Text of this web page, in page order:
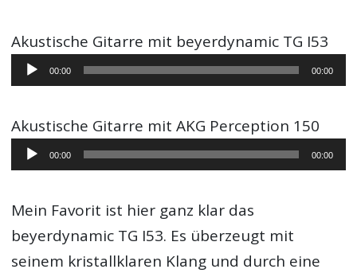
Akustische Gitarre mit beyerdynamic TG I53
Audio-
Player
00:00 00:00
Akustische Gitarre mit AKG Perception 150
Audio-
Player
00:00 00:00
Mein Favorit ist hier ganz klar das
beyerdynamic TG I53. Es überzeugt mit
seinem kristallklaren Klang und durch eine